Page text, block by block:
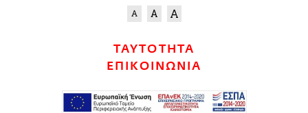
ΤΑΥΤΟΤΗΤΑ
ΕΠΙΚΟΙΝΩΝΙΑ